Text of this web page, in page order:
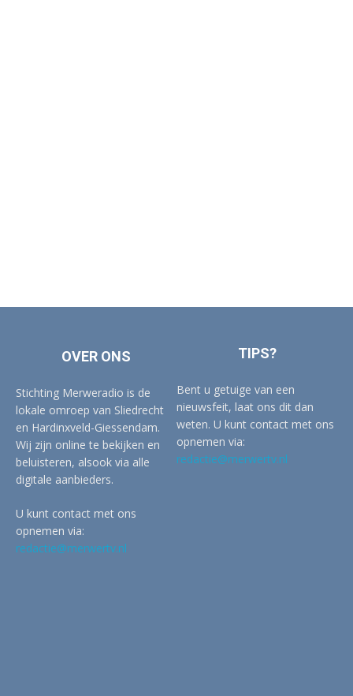
OVER ONS
Stichting Merweradio is de
lokale omroep van Sliedrecht
en Hardinxveld-Giessendam.
Wij zijn online te bekijken en
beluisteren, alsook via alle
digitale aanbieders.
U kunt contact met ons
opnemen via:
redactie@merwertv.nl
TIPS?
Bent u getuige van een
nieuwsfeit, laat ons dit dan
weten. U kunt contact met ons
opnemen via:
redactie@merwertv.nl